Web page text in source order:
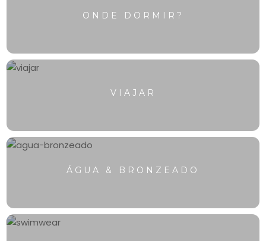
ONDE DORMIR?
VIAJAR
ÁGUA & BRONZEADO